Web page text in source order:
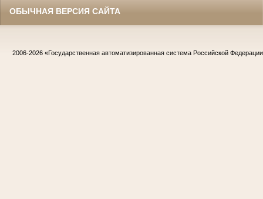
ОБЫЧНАЯ ВЕРСИЯ САЙТА
2006-2026 «Государственная автоматизированная система Российской